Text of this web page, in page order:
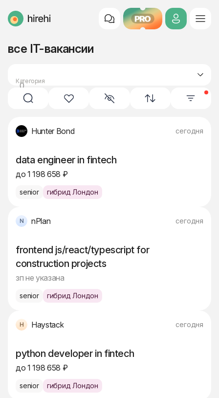
HireHi PRO
Категория
все вакансии
0
все IT-вакансии
Hunter Bond сегодня
data engineer in fintech
до 1 198 658 ₽
senior гибрид Лондон
nPlan сегодня
frontend js/react/typescript for
construction projects
зп не указана
senior гибрид Лондон
Haystack сегодня
python developer in fintech
до 1 198 658 ₽
senior гибрид Лондон